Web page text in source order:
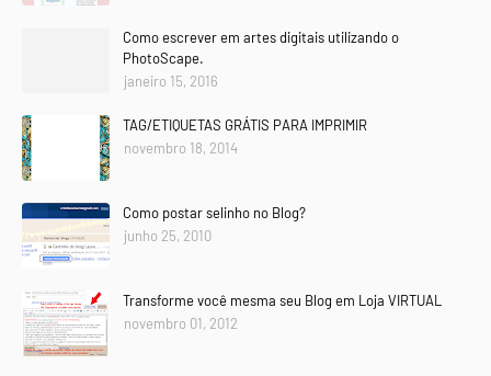
Como escrever em artes digitais utilizando o
PhotoScape.
janeiro 15, 2016
TAG/ETIQUETAS GRÁTIS PARA IMPRIMIR
novembro 18, 2014
Como postar selinho no Blog?
junho 25, 2010
Transforme você mesma seu Blog em Loja VIRTUAL
novembro 01, 2012